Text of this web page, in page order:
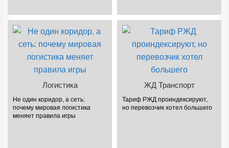
Логистика
Не один коридор, а сеть:
почему мировая логистика
меняет правила игры
ЖД Транспорт
Тариф РЖД проиндексируют,
но перевозчик хотел большего